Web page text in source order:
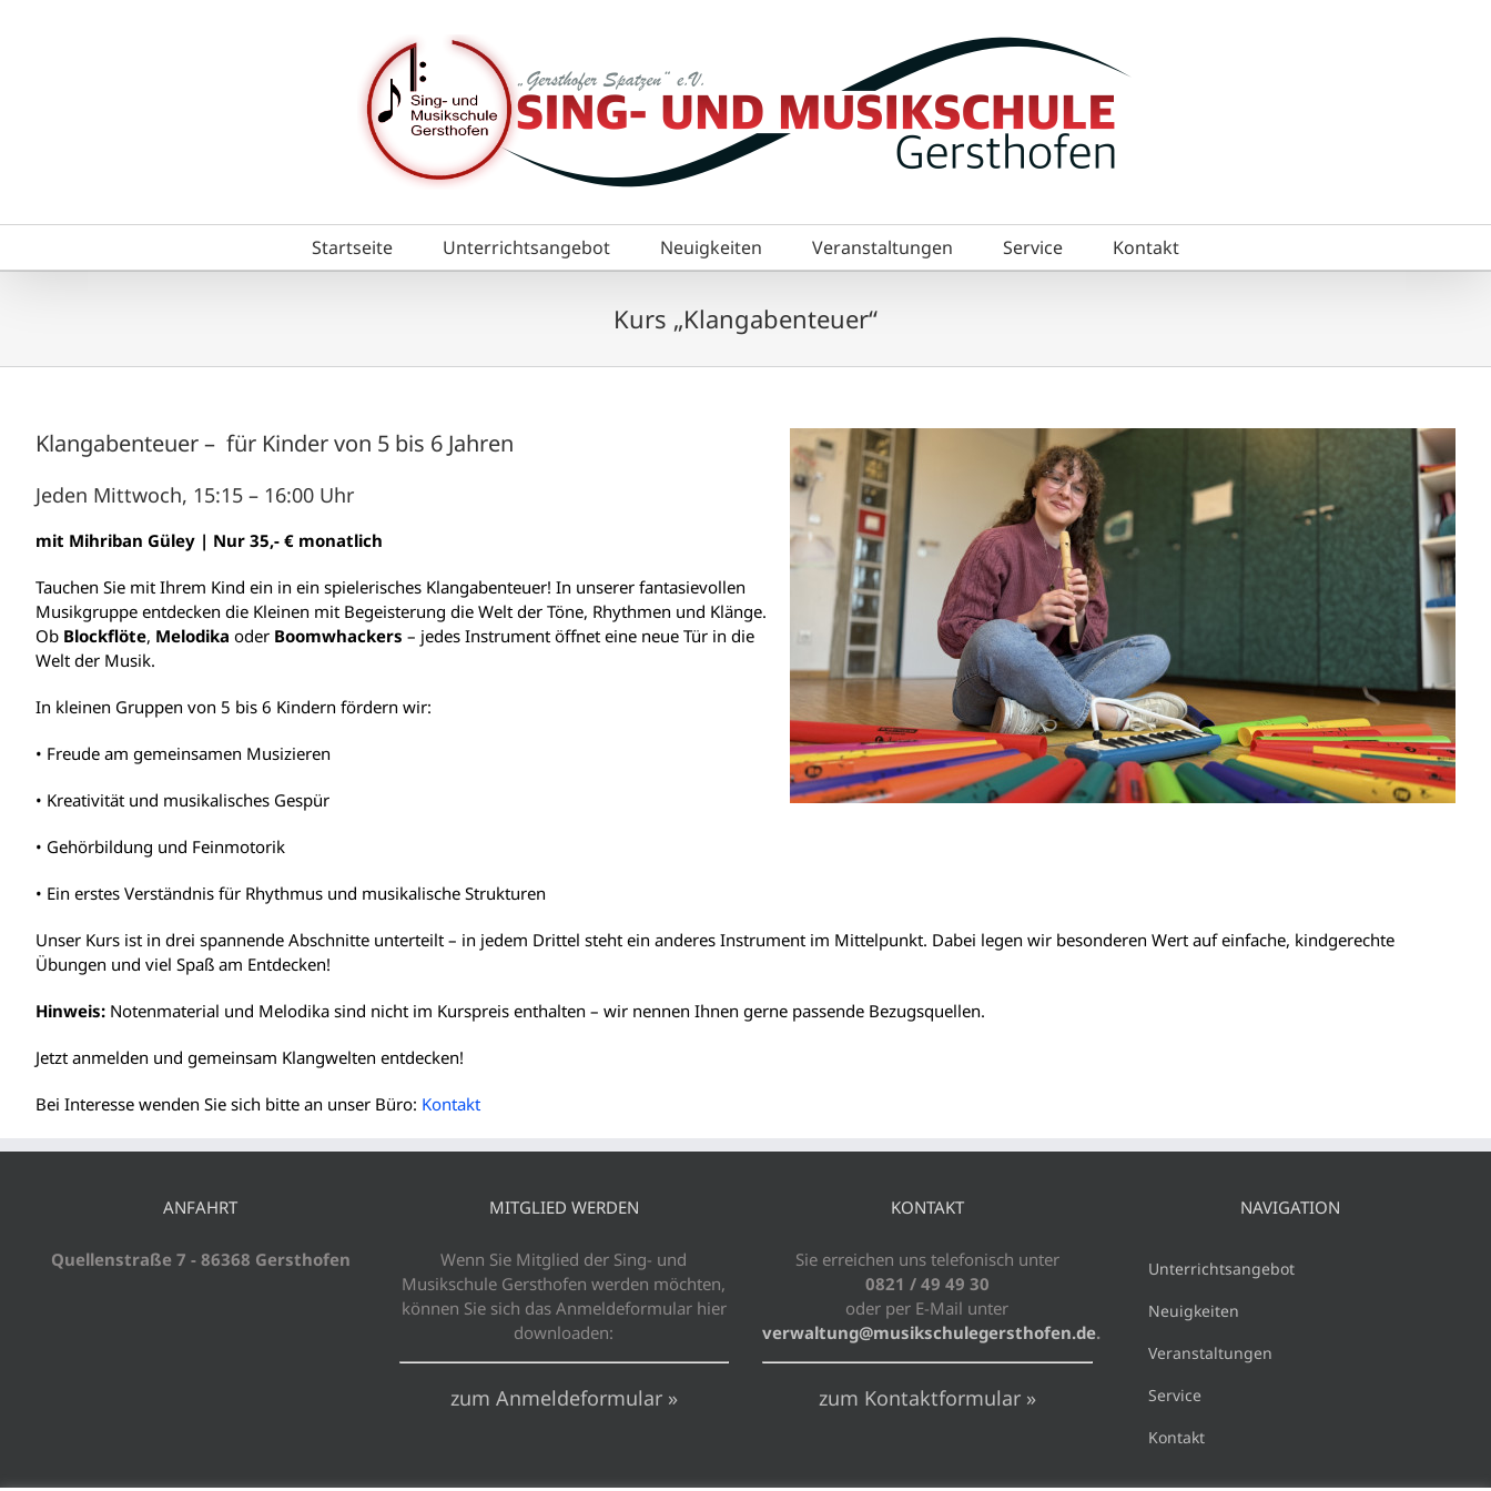
Startseite Unterrichtsangebot Neuigkeiten Veranstaltungen Service Kontakt
Kurs „Klangabenteuer“
Klangabenteuer – für Kinder von 5 bis 6 Jahren
Jeden Mittwoch, 15:15 – 16:00 Uhr
mit Mihriban Güley | Nur 35,- € monatlich
Tauchen Sie mit Ihrem Kind ein in ein spielerisches Klangabenteuer! In unserer fantasievollen
Musikgruppe entdecken die Kleinen mit Begeisterung die Welt der Töne, Rhythmen und Klänge.
Ob Blockflöte, Melodika oder Boomwhackers – jedes Instrument öffnet eine neue Tür in die
Welt der Musik.
In kleinen Gruppen von 5 bis 6 Kindern fördern wir:
• Freude am gemeinsamen Musizieren
• Kreativität und musikalisches Gespür
• Gehörbildung und Feinmotorik
• Ein erstes Verständnis für Rhythmus und musikalische Strukturen
Unser Kurs ist in drei spannende Abschnitte unterteilt – in jedem Drittel steht ein anderes Instrument im Mittelpunkt. Dabei legen wir besonderen Wert auf einfache, kindgerechte
Übungen und viel Spaß am Entdecken!
Hinweis: Notenmaterial und Melodika sind nicht im Kurspreis enthalten – wir nennen Ihnen gerne passende Bezugsquellen.
Jetzt anmelden und gemeinsam Klangwelten entdecken!
Bei Interesse wenden Sie sich bitte an unser Büro: Kontakt
ANFAHRT
Quellenstraße 7 - 86368 Gersthofen
MITGLIED WERDEN
Wenn Sie Mitglied der Sing- und
Musikschule Gersthofen werden möchten,
können Sie sich das Anmeldeformular hier
downloaden:
zum Anmeldeformular »
KONTAKT
Sie erreichen uns telefonisch unter
0821 / 49 49 30
oder per E-Mail unter
verwaltung@musikschulegersthofen.de.
zum Kontaktformular »
NAVIGATION
Unterrichtsangebot
Neuigkeiten
Veranstaltungen
Service
Kontakt